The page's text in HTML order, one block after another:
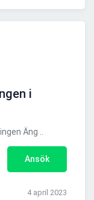
i
Äng ..
Ansök
4 april 2023